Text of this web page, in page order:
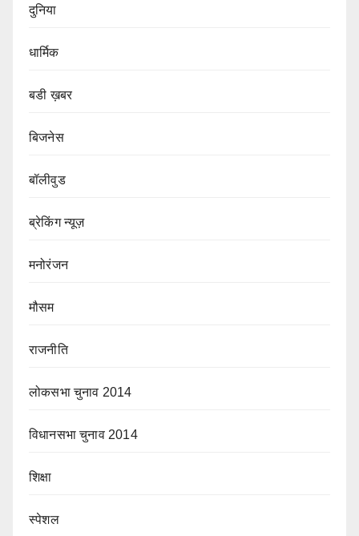
दुनिया
धार्मिक
बडी ख़बर
बिजनेस
बॉलीवुड
ब्रेकिंग न्यूज़
मनोरंजन
मौसम
राजनीति
लोकसभा चुनाव 2014
विधानसभा चुनाव 2014
शिक्षा
स्पेशल